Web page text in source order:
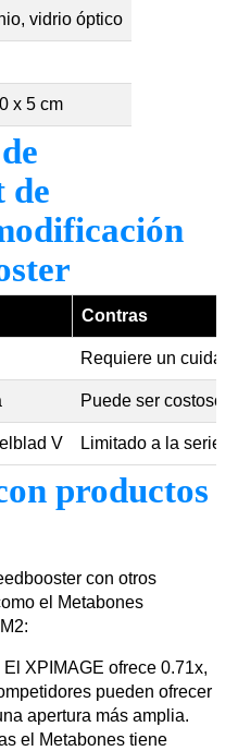
vidrio óptico
x 5 cm
Contras
Requiere un
Puede ser costoso
V Limitado a la serie
productos
con otros
el Metabones
El XPIMAGE ofrece 0.71x,
pueden ofrecer
apertura más amplia.
el Metabones tiene